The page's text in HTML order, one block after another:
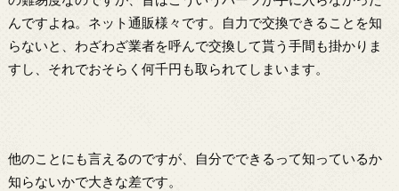
んですよね。ネット通販様々です。自力で交換できることを知
らないと、わざわざ業者を呼んで交換して貰う手間も掛かりま
すし、それでおそらく何千円も取られてしまいます。
他のことにも言えるのですが、自分でできるって知っているか
知らないかで大きな差です。